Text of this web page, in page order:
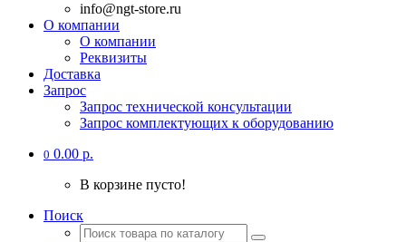
info@ngt-store.ru
О компании
О компании
Реквизиты
Доставка
Запрос
Запрос технической консультации
Запрос комплектующих к оборудованию
0 0.00 р.
В корзине пусто!
Поиск